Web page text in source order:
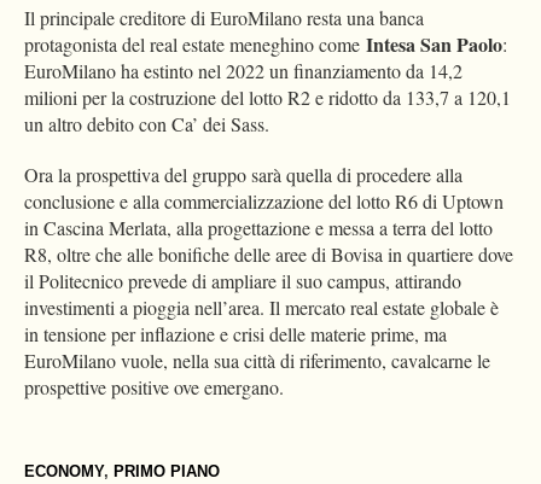
ECONOMY, PRIMO PIANO
Il principale creditore di EuroMilano resta una banca
protagonista del real estate meneghino come Intesa San Paolo:
EuroMilano ha estinto nel 2022 un finanziamento da 14,2
milioni per la costruzione del lotto R2 e ridotto da 133,7 a 120,1
un altro debito con Ca’ dei Sass.
Ora la prospettiva del gruppo sarà quella di procedere alla
conclusione e alla commercializzazione del lotto R6 di Uptown
in Cascina Merlata, alla progettazione e messa a terra del lotto
R8, oltre che alle bonifiche delle aree di Bovisa in quartiere dove
il Politecnico prevede di ampliare il suo campus, attirando
investimenti a pioggia nell’area. Il mercato real estate globale è
in tensione per inflazione e crisi delle materie prime, ma
EuroMilano vuole, nella sua città di riferimento, cavalcarne le
prospettive positive ove emergano.